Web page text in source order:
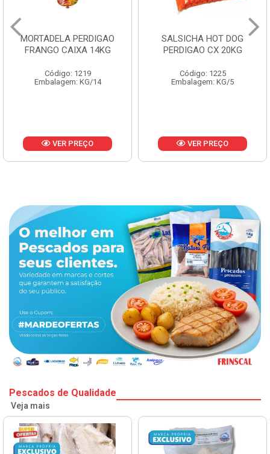
MORTADELA PERDIGAO
FRANGO CAIXA 14KG
Código: 1219
Embalagem: KG/14
VER PREÇO
SALSICHA HOT DOG
PERDIGAO CX 20KG
Código: 1225
Embalagem: KG/5
VER PREÇO
Pescados de Qualidade
Veja mais